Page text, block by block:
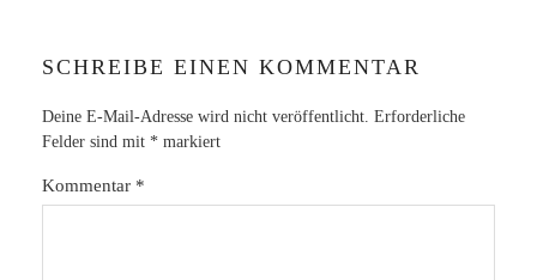
SCHREIBE EINEN KOMMENTAR
Deine E-Mail-Adresse wird nicht veröffentlicht. Erforderliche
Felder sind mit * markiert
Kommentar *